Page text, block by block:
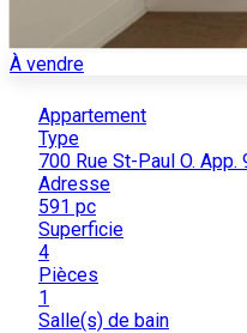
À vendre
Appartement
Type
700 Rue St-Paul O.
Adresse
591 pc
Superficie
4
Pièces
1
Salle(s) de bain